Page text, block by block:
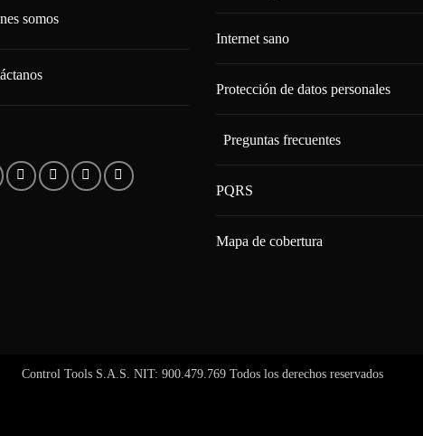
somos
Internet sano
Protección de datos personales
Preguntas frecuentes
PQRS
Mapa de cobertura
Control Tools S.A.S. NIT: 900.479.769 Todos los derechos reservados